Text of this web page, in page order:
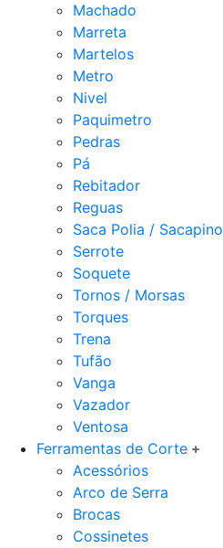
Machado
Marreta
Martelos
Metro
Nivel
Paquimetro
Pedras
Pá
Rebitador
Reguas
Saca Polia / Sacapino
Serrote
Soquete
Tornos / Morsas
Torques
Trena
Tufão
Vanga
Vazador
Ventosa
Ferramentas de Corte
Acessórios
Arco de Serra
Brocas
Cossinetes